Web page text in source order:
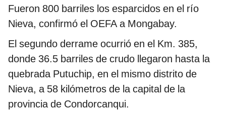
Fueron 800 barriles los esparcidos en el río
Nieva, confirmó el OEFA a Mongabay.
El segundo derrame ocurrió en el Km. 385,
donde 36.5 barriles de crudo llegaron hasta la
quebrada Putuchip, en el mismo distrito de
Nieva, a 58 kilómetros de la capital de la
provincia de Condorcanqui.